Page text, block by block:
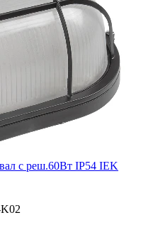
с реш.60Вт IP54 IEK